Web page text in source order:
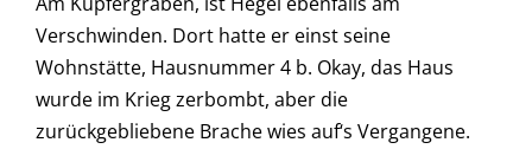
Verschwinden. Dort hatte er einst seine
Wohnstätte, Hausnummer 4 b. Okay, das Haus
wurde im Krieg zerbombt, aber die
zurückgebliebene Brache wies auf‘s Vergangene.